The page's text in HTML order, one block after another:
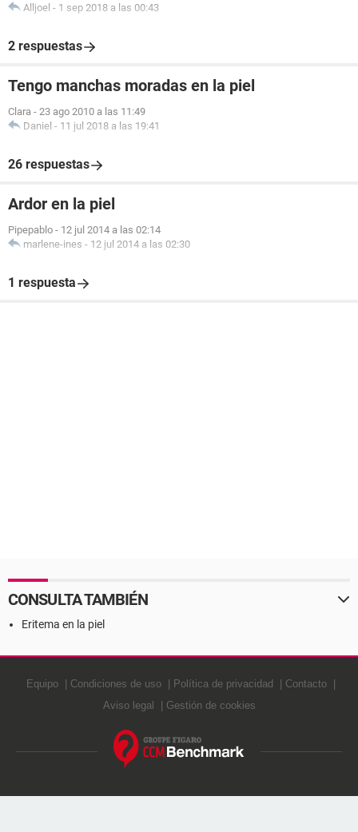
Alljoel - 1 sep 2018 a las 00:43
2 respuestas
Tengo manchas moradas en la piel
Clara - 23 ago 2010 a las 11:49
Daniel - 11 jul 2018 a las 19:41
26 respuestas
Ardor en la piel
Pipepablo - 12 jul 2014 a las 02:14
marlene-ines - 12 jul 2014 a las 02:30
1 respuesta
CONSULTA TAMBIÉN
Eritema en la piel
Equipo Condiciones de uso Política de privacidad
Contacto
Aviso legal
Gestión de cookies